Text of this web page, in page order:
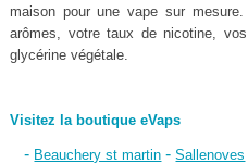
maison pour une vape sur
arômes, votre taux de nicotine,
glycérine végétale.
Visitez la boutique eVaps
- Beauchery st martin -Sallenoves